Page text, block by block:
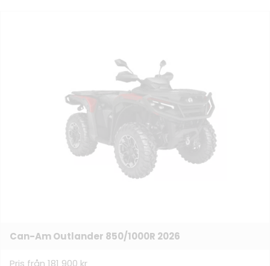
Can-Am Outlander 850/1000R 2026
Pris från 181 900 kr